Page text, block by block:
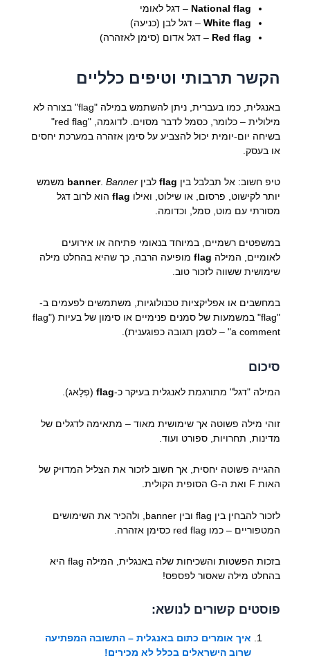
National flag – דגל לאומי
White flag– דגל לבן (כניעה)
Red flag – דגל אדום (סימן לאזהרה)
הקשר תרבותי וטיפים כלליים
באנגלית, כמו בעברית, ניתן להשתמש במילה "flag" בצורה לא
מילולית – כלומר, כסמל לדבר מסוים. לדוגמה, "red flag"
בשיחה יום-יומית יכול להצביע על סימן אזהרה במערכת יחסים
או בעסק.
טיפ חשוב: אל תבלבל בין flagלבין banner.Banner
משמש
יותר לקישוט, פרסום, או שילוט, ואילו flagהוא לרוב דגל
מסורתי עם מוט, סמל, וכדומה.
במשפטים רשמיים, במיוחד בנאומי פתיחה או אירועים
לאומיים, המילה flagמופיעה הרבה, כך שהיא בהחלט מילה
שימושית ששווה לזכור טוב.
במחשבים או אפליקציות טכנולוגיות, משתמשים לפעמים ב-
"flag" במשמעות של סמנים פנימיים או סימון של בעיות ("flag
a comment" – לסמן תגובה כפוגענית).
סיכום
המילה "דגל" מתורגמת לאנגלית בעיקר כ-flag(פְלָאג).
זוהי מילה פשוטה אך שימושית מאוד – מתאימה לדגלים של
מדינות, תחרויות, ספורט ועוד.
ההגייה פשוטה יחסית, אך חשוב לזכור את הצליל המדויק של
האות F ואת ה-G הסופית הקולית.
לזכור להבחין בין flag ובין banner, ולהכיר את השימושים
המטפוריים – כמו red flag כסימן אזהרה.
בזכות הפשטות והשכיחות שלה באנגלית, המילה flag היא
בהחלט מילה שאסור לפספס!
פוסטים קשורים לנושא:
איך אומרים כתום באנגלית – התשובה המפתיעה
שרוב הישראלים בכלל לא מכירים!